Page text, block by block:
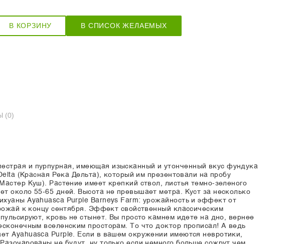
В КОРЗИНУ В СПИСОК ЖЕЛАЕМЫХ
ОТЗЫВЫ (0)
и пурпурная, имеющая изысканный и утонченный вкус фундука
(Красная Река Дельта), который им презентовали на пробу
Куш). Растение имеет крепкий ствол, листья темно-зеленого
около 55-65 дней. Высота не превышает метра. Куст за несколько
Ayahuasca Purple Barneys Farm: урожайность и эффект от
к концу сентября. Эффект свойственный классическим
кровь не стынет. Вы просто камнем идете на дно, вернее
вселенским просторам. То что доктор прописал! А ведь
Ayahuasca Purple. Если в вашем окружении имеются невротики,